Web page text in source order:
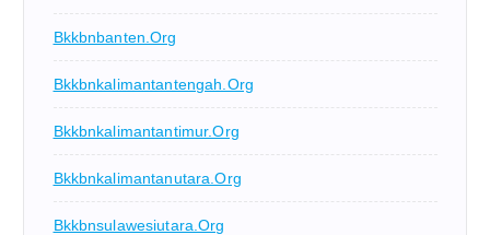
Bkkbnbanten.org
Bkkbnkalimantantengah.org
Bkkbnkalimantantimur.org
Bkkbnkalimantanutara.org
Bkkbnsulawesiutara.org